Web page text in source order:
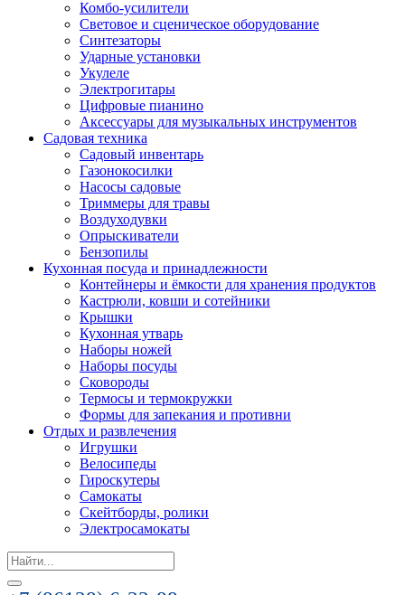
Комбо-усилители
Световое и сценическое оборудование
Синтезаторы
Ударные установки
Укулеле
Электрогитары
Цифровые пианино
Аксессуары для музыкальных инструментов
Садовая техника
Садовый инвентарь
Газонокосилки
Насосы садовые
Триммеры для травы
Воздуходувки
Опрыскиватели
Бензопилы
Кухонная посуда и принадлежности
Контейнеры и ёмкости для хранения продуктов
Кастрюли, ковши и сотейники
Крышки
Кухонная утварь
Наборы ножей
Наборы посуды
Сковороды
Термосы и термокружки
Формы для запекания и противни
Отдых и развлечения
Игрушки
Велосипеды
Гироскутеры
Самокаты
Скейтборды, ролики
Электросамокаты
Search
for: